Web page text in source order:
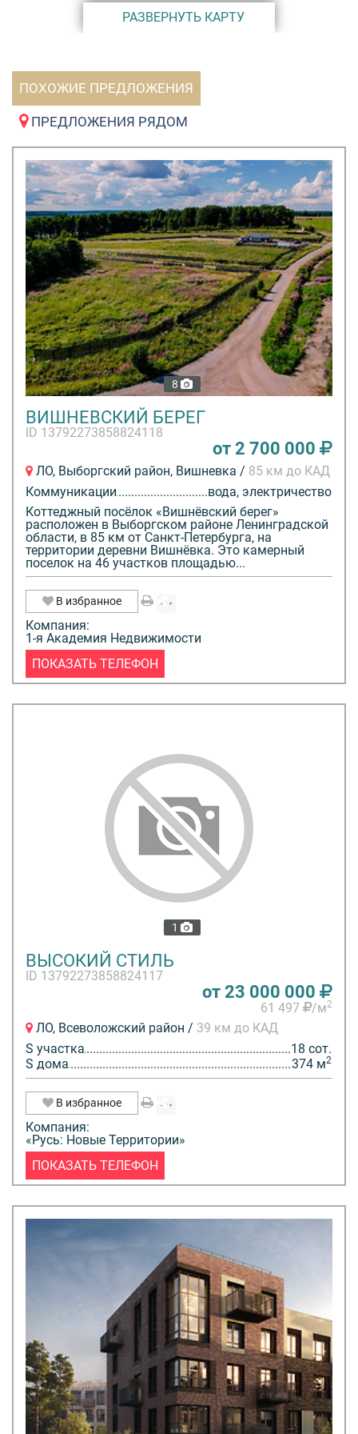
РАЗВЕРНУТЬ КАРТУ
ПОХОЖИЕ ПРЕДЛОЖЕНИЯ
ПРЕДЛОЖЕНИЯ РЯДОМ
8
ВИШНЕВСКИЙ БЕРЕГ
ID 13792273858824118
от 2 700 000
ЛО, Выборгский район, Вишневка / 85 км до КАД
Коммуникации
вода, электричество
Коттеджный посёлок «Вишнёвский берег»
расположен в Выборгском районе Ленинградской
области, в 85 км от Санкт-Петербурга, на
территории деревни Вишнёвка. Это камерный
поселок на 46 участков площадью...
В избранное
Компания:
1-я Академия Недвижимости
ПОКАЗАТЬ ТЕЛЕФОН
1
ВЫСОКИЙ СТИЛЬ
ID 13792273858824117
от 23 000 000
61 497 /м2
ЛО, Всеволожский район / 39 км до КАД
S участка
18 сот.
S дома
374 м2
В избранное
Компания:
«Русь: Новые Территории»
ПОКАЗАТЬ ТЕЛЕФОН